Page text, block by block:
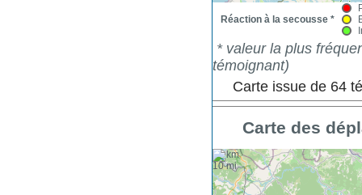
Réaction à la secousse *
* valeur la plus
témoignant)
Carte issue de 64
Carte des
+−
10 km
10 mi